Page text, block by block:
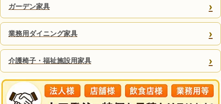
ガーデン家具 ›
業務用ダイニング家具 ›
介護椅子・福祉施設用家具 ›